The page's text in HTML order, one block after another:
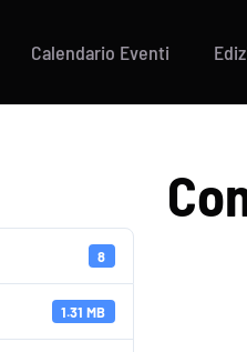
Calendario Eventi
8
1.31 MB